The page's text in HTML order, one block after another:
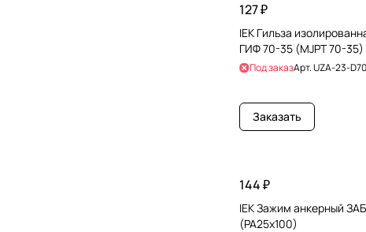
127 ₽
IEK Гильза
ГИФ 70-35 (MJPT 70-35)
Под заказАрт.UZA-23-
Заказать
144 ₽
IEK Зажим анкерный
(PA25x100)